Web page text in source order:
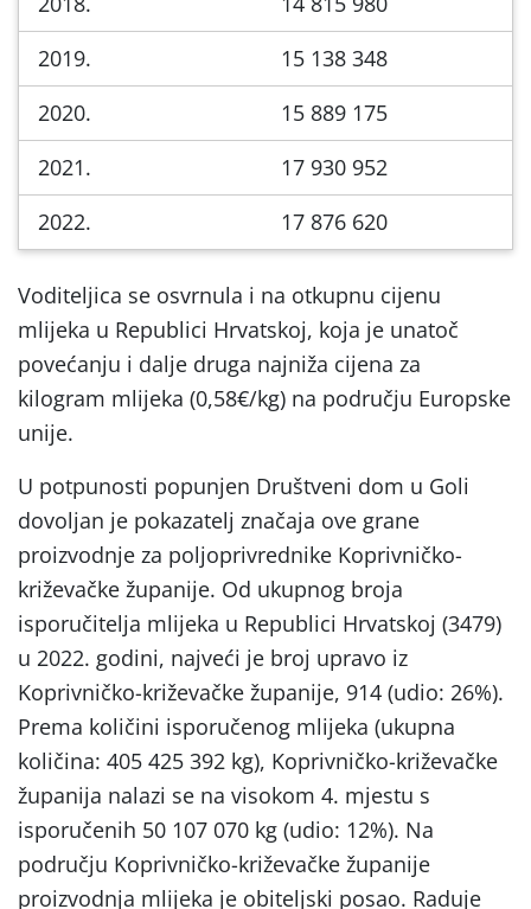
2019.
15 138 348
2020.
15 889 175
2021.
17 930 952
2022.
17 876 620
Voditeljica se osvrnula i na otkupnu cijenu
mlijeka u Republici Hrvatskoj, koja je unatoč
povećanju i dalje druga najniža cijena za
kilogram mlijeka (0,58€/kg) na području Europske
unije.
U potpunosti popunjen Društveni dom u Goli
dovoljan je pokazatelj značaja ove grane
proizvodnje za poljoprivrednike Koprivničko-
križevačke županije. Od ukupnog broja
isporučitelja mlijeka u Republici Hrvatskoj (3479)
u 2022. godini, najveći je broj upravo iz
Koprivničko-križevačke županije, 914 (udio: 26%).
Prema količini isporučenog mlijeka (ukupna
količina: 405 425 392 kg), Koprivničko-križevačke
županija nalazi se na visokom 4. mjestu s
isporučenih 50 107 070 kg (udio: 12%). Na
području Koprivničko-križevačke županije
proizvodnja mlijeka je obiteljski posao. Raduje